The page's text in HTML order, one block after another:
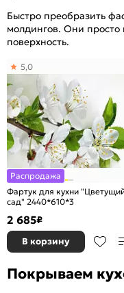
Быстро преобразить
молдингов. Они
поверхность.
Распродажа
Фартук для кухни
сад" 2440*610*3
5,0
2 685₽
В корзину
Покрываем